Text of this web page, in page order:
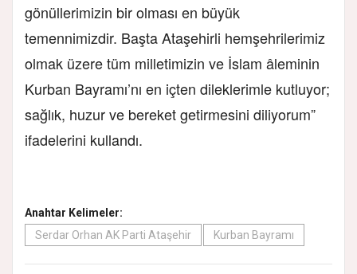
gönüllerimizin bir olması en büyük
temennimizdir. Başta Ataşehirli hemşehrilerimiz
olmak üzere tüm milletimizin ve İslam âleminin
Kurban Bayramı’nı en içten dileklerimle kutluyor;
sağlık, huzur ve bereket getirmesini diliyorum”
ifadelerini kullandı.
Anahtar Kelimeler:
Serdar Orhan AK Parti Ataşehir
Kurban Bayramı